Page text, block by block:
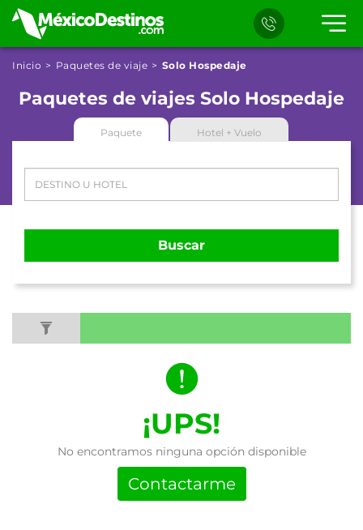
Inicio Paquetes de viaje Solo Hospedaje
Paquetes de viajes Solo Hospedaje
Paquete Hotel + Vuelo
Buscar
¡UPS!
No encontramos ninguna opción disponible
Contactarme